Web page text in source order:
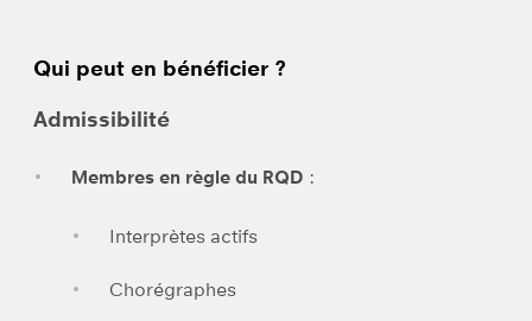
Qui peut en bénéficier ?
Admissibilité
Membres en règle du RQD :
Interprètes actifs
Chorégraphes